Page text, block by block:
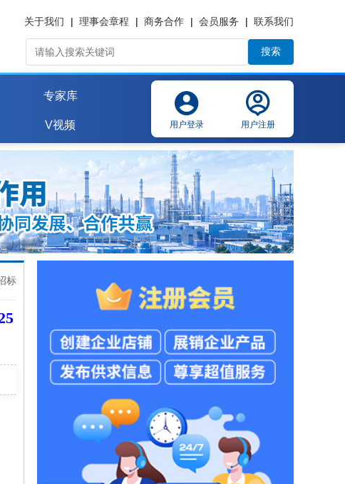
关于我们 | 理事会章程 | 商务合作 | 会员服务 | 联系我们
搜索
专家库
V视频 用户登录 用户注册
标